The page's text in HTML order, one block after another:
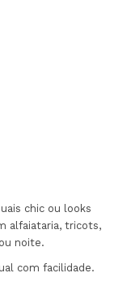
chic ou looks
alfaiataria, tricots,
noite.
com facilidade.